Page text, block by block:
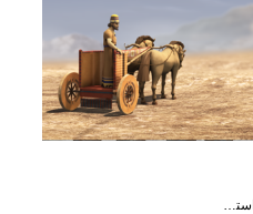
إيليَّا يتحدَّى الملك آخاب ويحثَّه على استدعاء أنبياء البعل.